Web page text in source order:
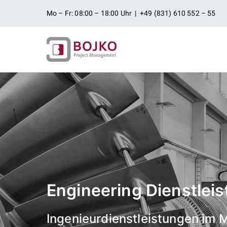
Mo – Fr: 08:00 – 18:00 Uhr | +49 (831) 610 552 – 55
Engineering
Ingenieurdienstleistungen im